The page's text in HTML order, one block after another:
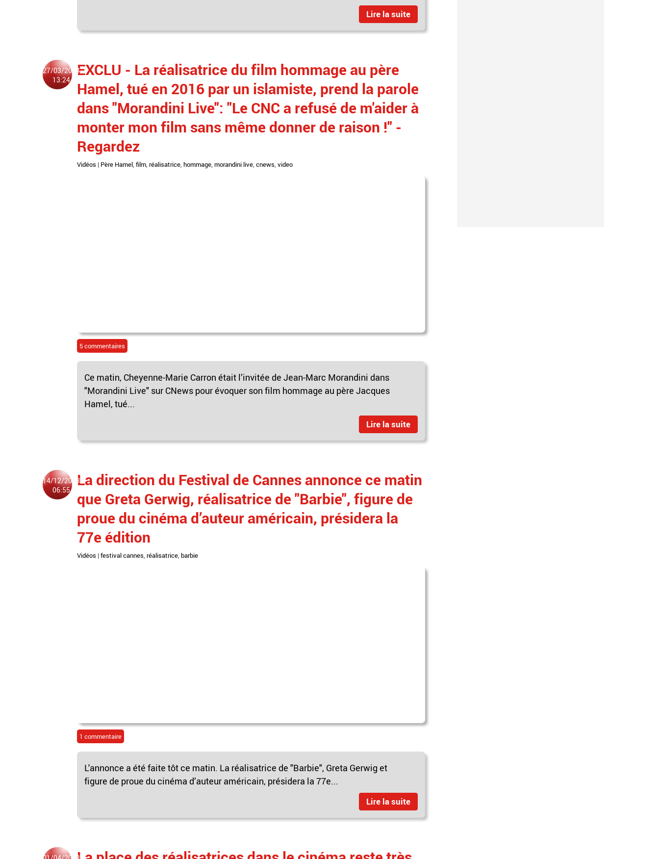
Lire la suite
27/03/2024
13:24
EXCLU - La réalisatrice du film hommage au père
Hamel, tué en 2016 par un islamiste, prend la parole
dans "Morandini Live": "Le CNC a refusé de m'aider à
monter mon film sans même donner de raison !" -
Regardez
Vidéos | Père Hamel, film, réalisatrice, hommage, morandini live, cnews, video
5 commentaires
Ce matin, Cheyenne-Marie Carron était l’invitée de Jean-Marc Morandini dans
"Morandini Live" sur CNews pour évoquer son film hommage au père Jacques
Hamel, tué...
Lire la suite
14/12/2023
06:55
La direction du Festival de Cannes annonce ce matin
que Greta Gerwig, réalisatrice de "Barbie", figure de
proue du cinéma d’auteur américain, présidera la
77e édition
Vidéos | festival cannes réalisatrice barbie
1 commentaire
L'annonce a été faite tôt ce matin. La réalisatrice de "Barbie", Greta Gerwig et
figure de proue du cinéma d’auteur américain, présidera la 77e...
Lire la suite